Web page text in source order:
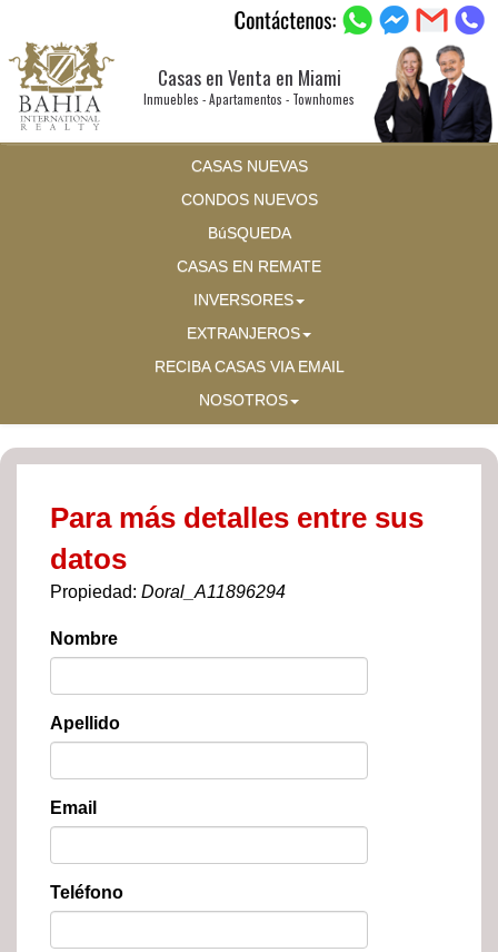
Casas en Venta en Miami
Inmuebles - Apartamentos - Townhomes
CASAS NUEVAS
CONDOS NUEVOS
BúSQUEDA
CASAS EN REMATE
INVERSORES
EXTRANJEROS
RECIBA CASAS VIA EMAIL
NOSOTROS
Para más detalles entre sus
datos
Propiedad: Doral_A11896294
Nombre
Apellido
Email
Teléfono